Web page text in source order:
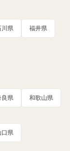
川県 福井県
良県 和歌山県
口県